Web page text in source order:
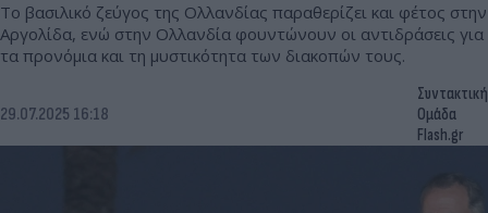
Το βασιλικό ζεύγος της Ολλανδίας παραθερίζει και φέτος στην
Αργολίδα, ενώ στην Ολλανδία φουντώνουν οι αντιδράσεις για
τα προνόμια και τη μυστικότητα των διακοπών τους.
29.07.2025 16:18
Συντακτική
Ομάδα
Flash.gr